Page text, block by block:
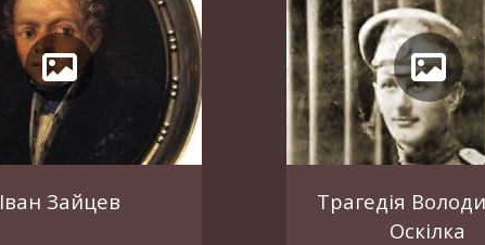
Іван Зайцев
Трагедія
Оскілка